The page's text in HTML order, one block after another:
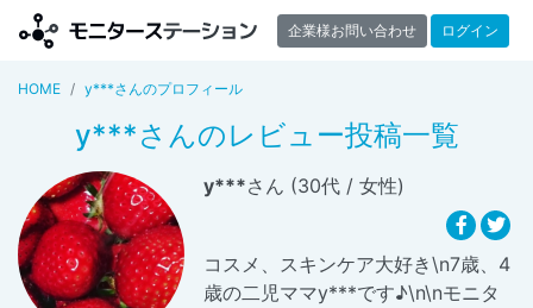
企業様お問い合わせ ログイン
HOME y***さんのプロフィール
y***さんのレビュー投稿一覧
y***さん (30代 / 女性)
コスメ、スキンケア大好き\n7歳、4
歳の二児ママy***です♪\n\nモニタ